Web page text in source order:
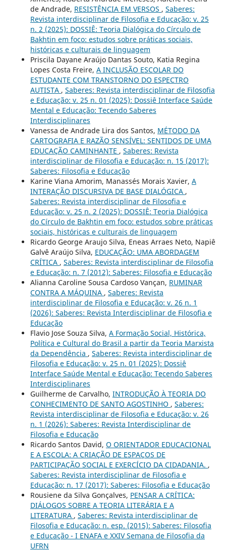
de Andrade, RESISTÊNCIA EM VERSOS , Saberes:
Revista interdisciplinar de Filosofia e Educação: v. 25
n. 2 (2025): DOSSIÊ: Teoria Dialógica do Círculo de
Bakhtin em foco: estudos sobre práticas sociais,
históricas e culturais de linguagem
Priscila Dayane Araújo Dantas Souto, Katia Regina
Lopes Costa Freire, A INCLUSÃO ESCOLAR DO
ESTUDANTE COM TRANSTORNO DO ESPECTRO
AUTISTA , Saberes: Revista interdisciplinar de Filosofia
e Educação: v. 25 n. 01 (2025): Dossiê Interface Saúde
Mental e Educação: Tecendo Saberes
Interdisciplinares
Vanessa de Andrade Lira dos Santos, MÉTODO DA
CARTOGRAFIA E RAZÃO SENSÍVEL: SENTIDOS DE UMA
EDUCAÇÃO CAMINHANTE , Saberes: Revista
interdisciplinar de Filosofia e Educação: n. 15 (2017):
Saberes: Filosofia e Educação
Karine Viana Amorim, Manassés Morais Xavier, A
INTERAÇÃO DISCURSIVA DE BASE DIALÓGICA ,
Saberes: Revista interdisciplinar de Filosofia e
Educação: v. 25 n. 2 (2025): DOSSIÊ: Teoria Dialógica
do Círculo de Bakhtin em foco: estudos sobre práticas
sociais, históricas e culturais de linguagem
Ricardo George Araujo Silva, Eneas Arraes Neto, Napiê
Galvê Araújo Silva, EDUCAÇÃO: UMA ABORDAGEM
CRÍTICA , Saberes: Revista interdisciplinar de Filosofia
e Educação: n. 7 (2012): Saberes: Filosofia e Educação
Alianna Caroline Sousa Cardoso Vançan, RUMINAR
CONTRA A MÁQUINA , Saberes: Revista
interdisciplinar de Filosofia e Educação: v. 26 n. 1
(2026): Saberes: Revista Interdisciplinar de Filosofia e
Educação
Flavio Jose Souza Silva, A Formação Social, Histórica,
Política e Cultural do Brasil a partir da Teoria Marxista
da Dependência , Saberes: Revista interdisciplinar de
Filosofia e Educação: v. 25 n. 01 (2025): Dossiê
Interface Saúde Mental e Educação: Tecendo Saberes
Interdisciplinares
Guilherme de Carvalho, INTRODUÇÃO À TEORIA DO
CONHECIMENTO DE SANTO AGOSTINHO , Saberes:
Revista interdisciplinar de Filosofia e Educação: v. 26
n. 1 (2026): Saberes: Revista Interdisciplinar de
Filosofia e Educação
Ricardo Santos David, O ORIENTADOR EDUCACIONAL
E A ESCOLA: A CRIAÇÃO DE ESPAÇOS DE
PARTICIPAÇÃO SOCIAL E EXERCÍCIO DA CIDADANIA. ,
Saberes: Revista interdisciplinar de Filosofia e
Educação: n. 17 (2017): Saberes: Filosofia e Educação
Rousiene da Silva Gonçalves, PENSAR A CRÍTICA:
DIÁLOGOS SOBRE A TEORIA LITERÁRIA E A
LITERATURA , Saberes: Revista interdisciplinar de
Filosofia e Educação: n. esp. (2015): Saberes: Filosofia
e Educação - I ENAFA e XXIV Semana de Filosofia da
UFRN